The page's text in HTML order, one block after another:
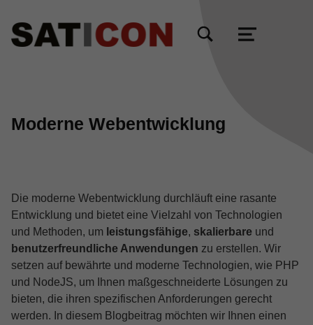
TOGGLE SEARCH FORM MODAL BOX
MENU
Moderne Webentwicklung
Die moderne Webentwicklung durchläuft eine rasante
Entwicklung und bietet eine Vielzahl von Technologien
und Methoden, um leistungsfähige, skalierbare und
benutzerfreundliche Anwendungen zu erstellen. Wir
setzen auf bewährte und moderne Technologien, wie PHP
und NodeJS, um Ihnen maßgeschneiderte Lösungen zu
bieten, die ihren spezifischen Anforderungen gerecht
werden. In diesem Blogbeitrag möchten wir Ihnen einen